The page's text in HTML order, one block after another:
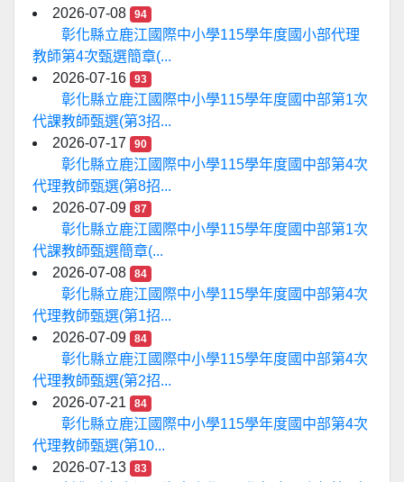
2026-07-08
94
彰化縣立鹿江國際中小學115學年度國小部代理
教師第4次甄選簡章(...
2026-07-16
93
彰化縣立鹿江國際中小學115學年度國中部第1次
代課教師甄選(第3招...
2026-07-17
90
彰化縣立鹿江國際中小學115學年度國中部第4次
代理教師甄選(第8招...
2026-07-09
87
彰化縣立鹿江國際中小學115學年度國中部第1次
代課教師甄選簡章(...
2026-07-08
84
彰化縣立鹿江國際中小學115學年度國中部第4次
代理教師甄選(第1招...
2026-07-09
84
彰化縣立鹿江國際中小學115學年度國中部第4次
代理教師甄選(第2招...
2026-07-21
84
彰化縣立鹿江國際中小學115學年度國中部第4次
代理教師甄選(第10...
2026-07-13
83